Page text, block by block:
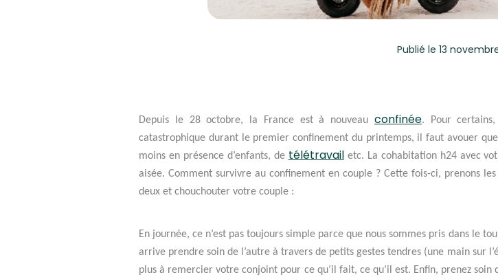
Publié le 13
Depuis le 28 octobre, la France est à nouveau confinée. Pour
catastrophique durant le premier confinement du printemps, il faut avouer
moins en présence d’enfants, de télétravail etc. La cohabitation h24 avec
aisée. Comment survivre au confinement en couple ? Cette fois-ci, prenons
deux et chouchouter votre couple :
En journée, ce n’est pas toujours simple parce que nous sommes pris dans le
arrive prendre soin de l’autre à travers de petits gestes tendres (une main sur
plus à remercier votre conjoint pour ce qu’il fait, ce qu’il est. Enfin, prenez